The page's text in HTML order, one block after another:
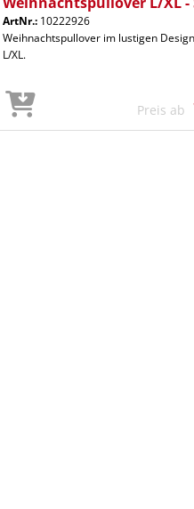
ArtNr.: 10222926
Weihnachtspullover im lustigen
L/XL.
Preis ab